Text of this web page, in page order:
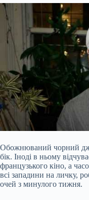
Обожнюваний чорний
бік. Іноді в ньому
французького кіно, а
всі западини на личку,
очей з минулого тижня.